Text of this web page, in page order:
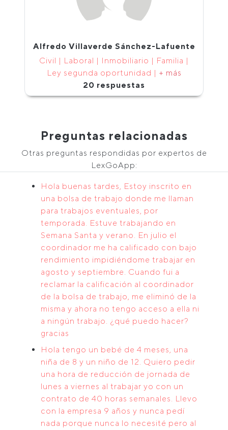
Alfredo Villaverde Sánchez-Lafuente
Civil | Laboral | Inmobiliario | Familia |
Ley segunda oportunidad | + más
20 respuestas
Preguntas relacionadas
Otras preguntas respondidas por expertos de
LexGoApp:
Hola buenas tardes, Estoy inscrito en
una bolsa de trabajo donde me llaman
para trabajos eventuales, por
temporada. Estuve trabajando en
Semana Santa y verano. En julio el
coordinador me ha calificado con bajo
rendimiento impidiéndome trabajar en
agosto y septiembre. Cuando fui a
reclamar la calificación al coordinador
de la bolsa de trabajo, me eliminó de la
misma y ahora no tengo acceso a ella ni
a ningún trabajo. ¿qué puedo hacer?
gracias
Hola tengo un bebé de 4 meses, una
niña de 8 y un niño de 12. Quiero pedir
una hora de reducción de jornada de
lunes a viernes al trabajar yo con un
contrato de 40 horas semanales. Llevo
con la empresa 9 años y nunca pedí
nada porque nunca lo necesité pero al